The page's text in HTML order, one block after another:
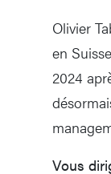
Olivier
en
2024
Vous